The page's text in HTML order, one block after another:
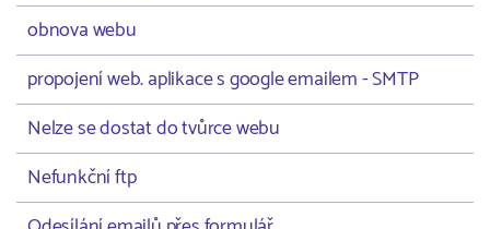
obnova webu
propojení web. aplikace s google emailem - SMTP
Nelze se dostat do tvůrce webu
Nefunkční ftp